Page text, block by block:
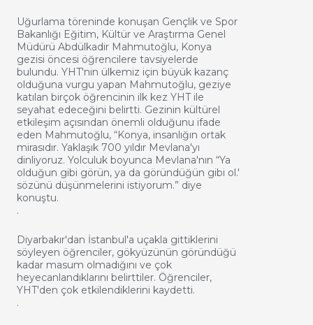
Uğurlama töreninde konuşan Gençlik ve Spor
Bakanlığı Eğitim, Kültür ve Araştırma Genel
Müdürü Abdülkadir Mahmutoğlu, Konya
gezisi öncesi öğrencilere tavsiyelerde
bulundu. YHT'nin ülkemiz için büyük kazanç
olduğuna vurgu yapan Mahmutoğlu, geziye
katılan birçok öğrencinin ilk kez YHT ile
seyahat edeceğini belirtti. Gezinin kültürel
etkileşim açısından önemli olduğunu ifade
eden Mahmutoğlu, “Konya, insanlığın ortak
mirasıdır. Yaklaşık 700 yıldır Mevlana'yı
dinliyoruz. Yolculuk boyunca Mevlana'nın “Ya
olduğun gibi görün, ya da göründüğün gibi ol.'
sözünü düşünmelerini istiyorum.” diye
konuştu.
.
Diyarbakır'dan İstanbul'a uçakla gittiklerini
söyleyen öğrenciler, gökyüzünün göründüğü
kadar masum olmadığını ve çok
heyecanlandıklarını belirttiler. Öğrenciler,
YHT'den çok etkilendiklerini kaydetti.
.